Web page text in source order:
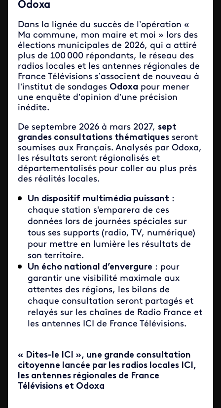
Odoxa
Dans la lignée du succès de l’opération «
Ma commune, mon maire et moi » lors des
élections municipales de 2026, qui a attiré
plus de 100 000 répondants, le réseau des
radios locales et les antennes régionales de
France Télévisions s’associent de nouveau à
l’institut de sondages Odoxa pour mener
une enquête d’opinion d’une précision
inédite.
De septembre 2026 à mars 2027, sept
grandes consultations thématiques seront
soumises aux Français. Analysés par Odoxa,
les résultats seront régionalisés et
départementalisés pour coller au plus près
des réalités locales.
Un dispositif multimédia puissant :
chaque station s'emparera de ces
données lors de journées spéciales sur
tous ses supports (radio, TV, numérique)
pour mettre en lumière les résultats de
son territoire.
Un écho national d’envergure : pour
garantir une visibilité maximale aux
attentes des régions, les bilans de
chaque consultation seront partagés et
relayés sur les chaînes de Radio France et
les antennes ICI de France Télévisions.
« Dites-le ICI », une grande consultation
citoyenne lancée par les radios locales ICI,
les antennes régionales de France
Télévisions et Odoxa